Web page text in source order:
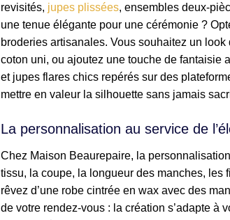
revisités, jupes plissées, ensembles deux-
une tenue élégante pour une cérémonie ?
broderies artisanales. Vous souhaitez un
coton uni, ou ajoutez une touche de fantaisie
et jupes flares chics repérés sur des
mettre en valeur la silhouette sans jamais
La personnalisation au service de
Chez Maison Beaurepaire, la
tissu, la coupe, la longueur des manches, les
rêvez d’une robe cintrée en wax avec des
de votre rendez-vous : la création s’adapte à